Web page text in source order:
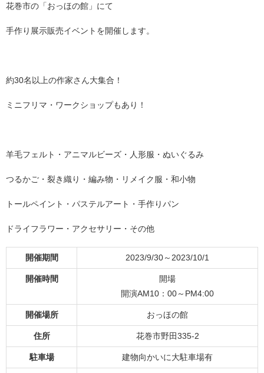
花巻市の「おっほの館」にて
手作り展示販売イベントを開催します。
約30名以上の作家さん大集合！
ミニフリマ・ワークショップもあり！
羊毛フェルト・アニマルビーズ・人形服・ぬいぐるみ
つるかご・裂き織り・編み物・リメイク服・和小物
トールペイント・パステルアート・手作りパン
ドライフラワー・アクセサリー・その他
開催期間 2023/9/30～2023/10/1
開催時間
開場
開演AM10：00～PM4:00
開催場所 おっほの館
住所 花巻市野田335-2
駐車場 建物向かいに大駐車場有